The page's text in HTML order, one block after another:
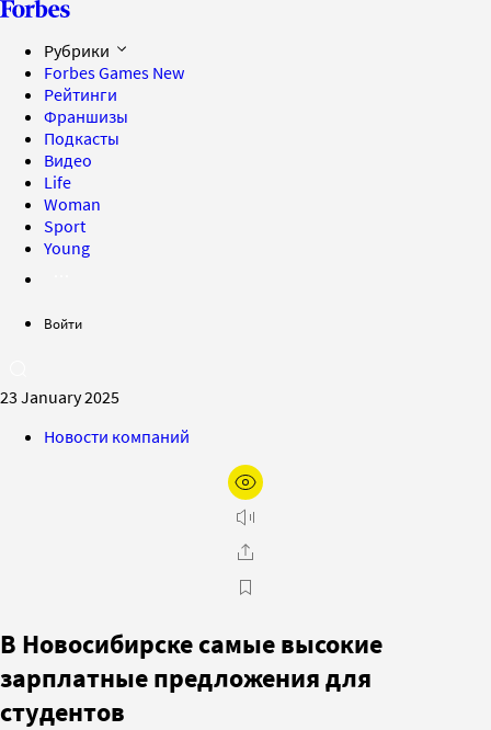
Рубрики
Forbes Games New
Рейтинги
Франшизы
Подкасты
Видео
Life
Woman
Sport
Young
Войти
23 January 2025
Новости компаний
В Новосибирске самые высокие
зарплатные предложения для
студентов